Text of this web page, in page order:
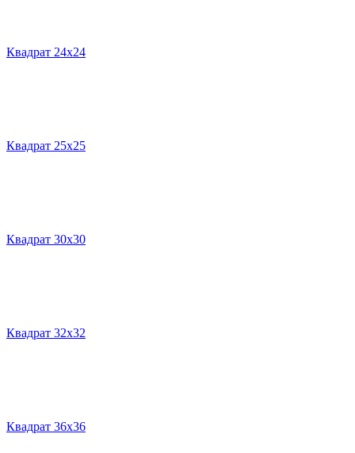
Квадрат 24х24
Квадрат 25х25
Квадрат 30х30
Квадрат 32х32
Квадрат 36х36